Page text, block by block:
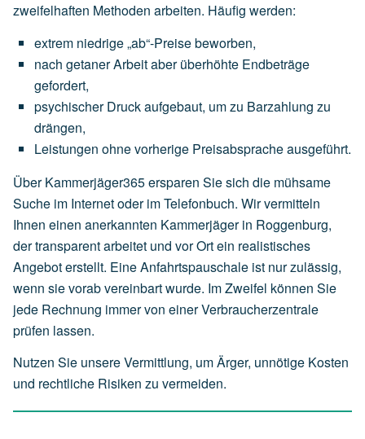
zweifelhaften Methoden arbeiten. Häufig werden:
extrem niedrige„ab“-Preisebeworben,
nach getanerArbeitaber überhöhte Endbeträge
gefordert,
psychischer Druckaufgebaut, umzu Barzahlung zu
drängen,
Leistungen ohnevorherige Preisabspracheausgeführt.
Über Kammerjäger365 ersparen Sie sich die mühsame
Suche im Internet oder im Telefonbuch. Wir vermitteln
Ihnen einen anerkannten Kammerjäger in Roggenburg,
der transparent arbeitet und vor Ort ein realistisches
Angebot erstellt. Eine Anfahrtspauschale ist nur zulässig,
wenn sie vorab vereinbart wurde. Im Zweifel können Sie
jede Rechnung immer von einer Verbraucherzentrale
prüfen lassen.
Nutzen Sie unsere Vermittlung, um Ärger, unnötige Kosten
und rechtliche Risiken zu vermeiden.